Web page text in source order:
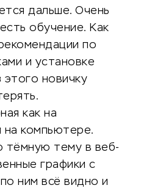
дальше. Очень
обучение. Как
по
и установке
этого новичку
как на
на компьютере.
тему в веб-
графики с
ним всё видно и